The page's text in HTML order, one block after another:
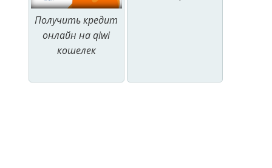
Получить кредит
онлайн на qiwi
кошелек